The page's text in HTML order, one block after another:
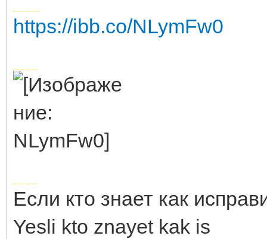
Добавлено через 50 секунд
https://ibb.co/NLymFw0
Добавлено через 1 минуту
Добавлено через 7 минут
Если кто знает как
Yesli kto znayet kak is